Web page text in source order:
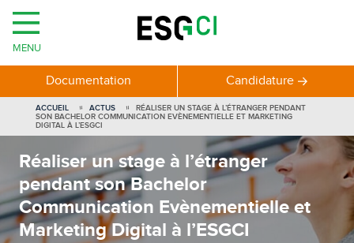
Réaliser un stage à l’étranger
pendant son Bachelor
Communication Evènementielle et
Marketing Digital à l’ESGCI
ACCUEIL ACTUS
RÉALISER UN STAGE À L’ÉTRANGER PENDANT
SON BACHELOR COMMUNICATION EVÈNEMENTIELLE ET MARKETING
DIGITAL À L’ESGCI
MENU
Documentation Candidature